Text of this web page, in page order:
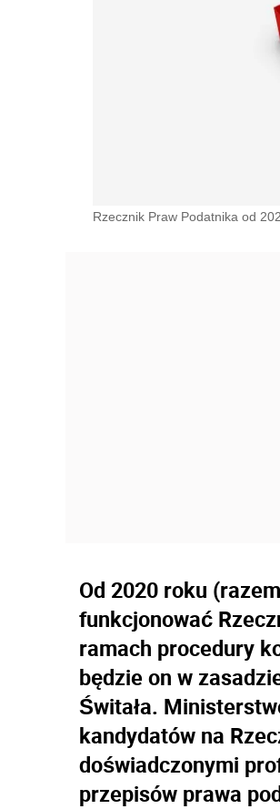
Rzecznik Praw Podatnika od
Od 2020 roku
funkcjonować
ramach procedury
będzie on w
Świtała.
kandydatów na
doświadczonymi
przepisów prawa